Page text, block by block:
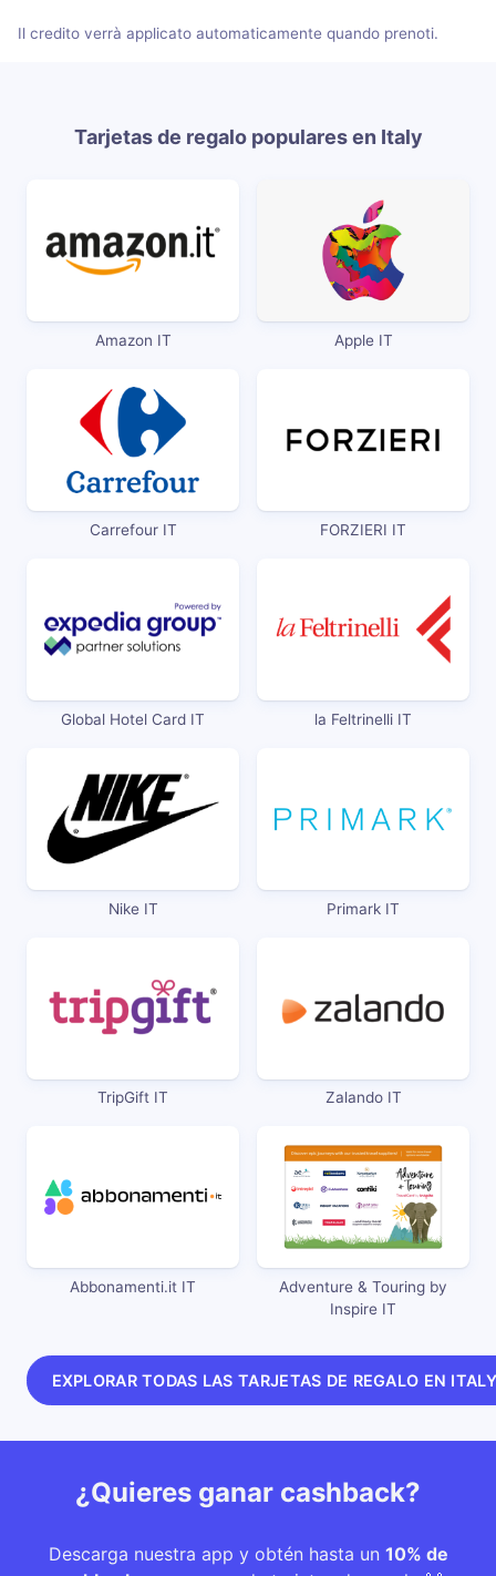
Il credito verrà applicato automaticamente quando prenoti.
Tarjetas de regalo populares en Italy
Amazon IT Apple IT
Carrefour IT FORZIERI IT
Global Hotel Card IT la Feltrinelli IT
Nike IT Primark IT
TripGift IT Zalando IT
Abbonamenti.it IT
Adventure & Touring by
Inspire IT
EXPLORAR TODAS LAS TARJETAS DE REGALO EN ITALY
¿Quieres ganar cashback?
Descarga nuestra app y obtén hasta un 10% de